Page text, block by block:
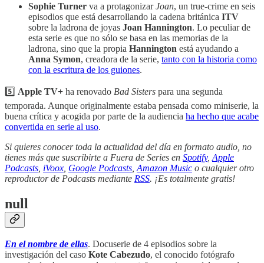
Sophie Turner va a protagonizarJoan, un true-crime en seis
episodios que está desarrollando la cadena británica ITV
sobre la ladrona de joyas Joan Hannington. Lo peculiar de
esta serie es que no sólo se basa en las memorias de la
ladrona, sino que la propia Hannington está ayudando a
Anna Symon, creadora de la serie, tanto con la historia como
con la escritura de los guiones.
5️⃣ Apple TV+ ha renovado Bad Sisters para una segunda
temporada. Aunque originalmente estaba pensada como miniserie, la
buena crítica y acogida por parte de la audiencia ha hecho que acabe
convertida en serie al uso.
Si quieres conocer toda la actualidad del día en formato audio, no
tienes más que suscribirte a Fuera de Series en Spotify, Apple
Podcasts iVoox Google Podcasts Amazon Music o cualquier otro
reproductor de Podcasts mediante RSS. ¡Es totalmente gratis!
null
En el nombre de ellas. Docuserie de 4 episodios sobre la
investigación del caso Kote Cabezudo, el conocido fotógrafo